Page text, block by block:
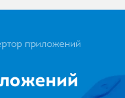
приложений